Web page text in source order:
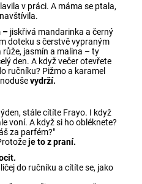
v práci. A máma se ptala,
– jiskřivá mandarinka a černý
doteku s čerstvě vypraným
jasmín a malina – ty
den. A když večer otevřete
ručníku? Pižmo a karamel
vydrží.
stále cítíte Frayo. I když
voní. A když si ho obléknete?
za parfém?"
je to z praní.
do ručníku a cítíte se, jako